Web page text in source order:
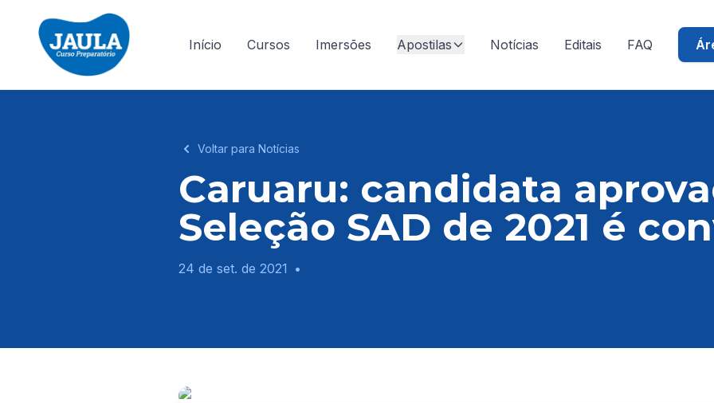
Início Cursos Imersões Apostilas Notícias Editais FAQ
Voltar para Notícias
Caruaru: candidata
Seleção SAD de 2021 é
24 de set. de 2021 •